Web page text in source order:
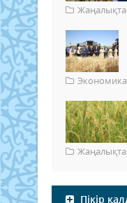
Экономика
Пікір